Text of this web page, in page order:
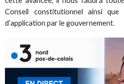
Conseil constitutionnel ainsi
d’application par le gouvernement.